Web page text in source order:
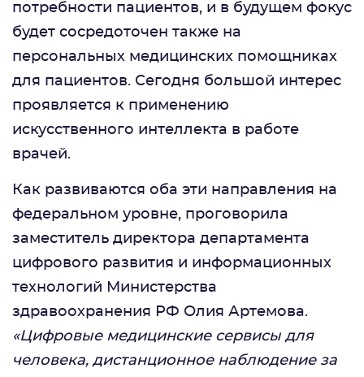
потребности пациентов, и в будущем фокус
будет сосредоточен также на
персональных медицинских помощниках
для пациентов. Сегодня большой интерес
проявляется к применению
искусственного интеллекта в работе
врачей.
Как развиваются оба эти направления на
федеральном уровне, проговорила
заместитель директора департамента
цифрового развития и информационных
технологий Министерства
здравоохранения РФ Олия Артемова.
«Цифровые медицинские сервисы для
человека, дистанционное наблюдение за